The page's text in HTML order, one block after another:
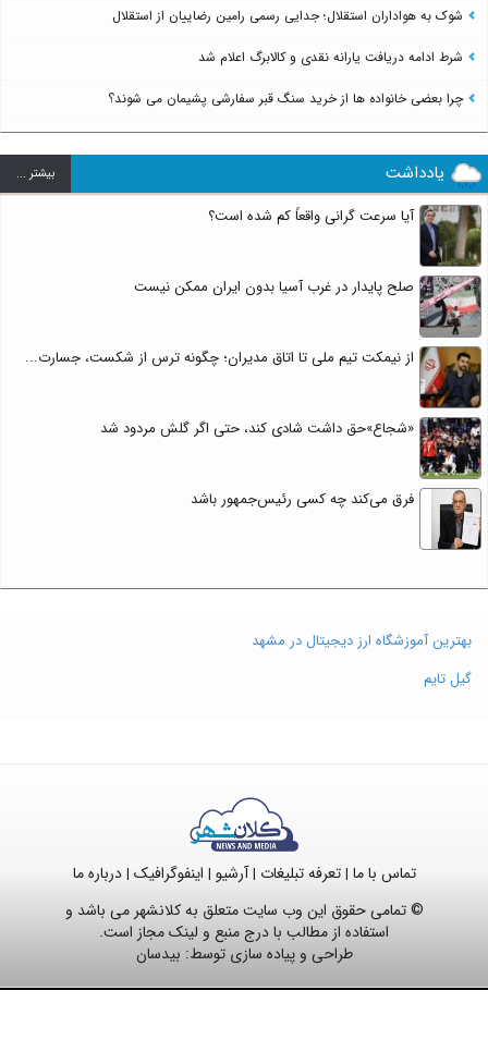
شوک به هواداران استقلال؛ جدایی رسمی رامین رضاییان از استقلال
شرط ادامه دریافت یارانه نقدی و کالابرگ اعلام شد
چرا بعضی خانواده ها از خرید سنگ قبر سفارشی پشیمان می شوند؟
یادداشت بيشتر ...
آیا سرعت گرانی واقعاً کم شده است؟
صلح پایدار در غرب آسیا بدون ایران ممکن نیست
از نیمکت تیم ملی تا اتاق مدیران؛ چگونه ترس از شکست، جسارت...
«شجاع»حق داشت شادی کند، حتی اگر گلش مردود شد
فرق می‌کند چه کسی رئیس‌جمهور باشد
بهترین آموزشگاه ارز دیجیتال در مشهد
گیل تایم
تماس با ما |تعرفه تبلیغات |آرشیو | اینفوگرافیک |درباره ما
© تمامی حقوق این وب سایت متعلق به کلانشهر می باشد و
استفاده از مطالب با درج منبع و لینک مجاز است.
طراحی و پیاده سازی توسط: بیدسان